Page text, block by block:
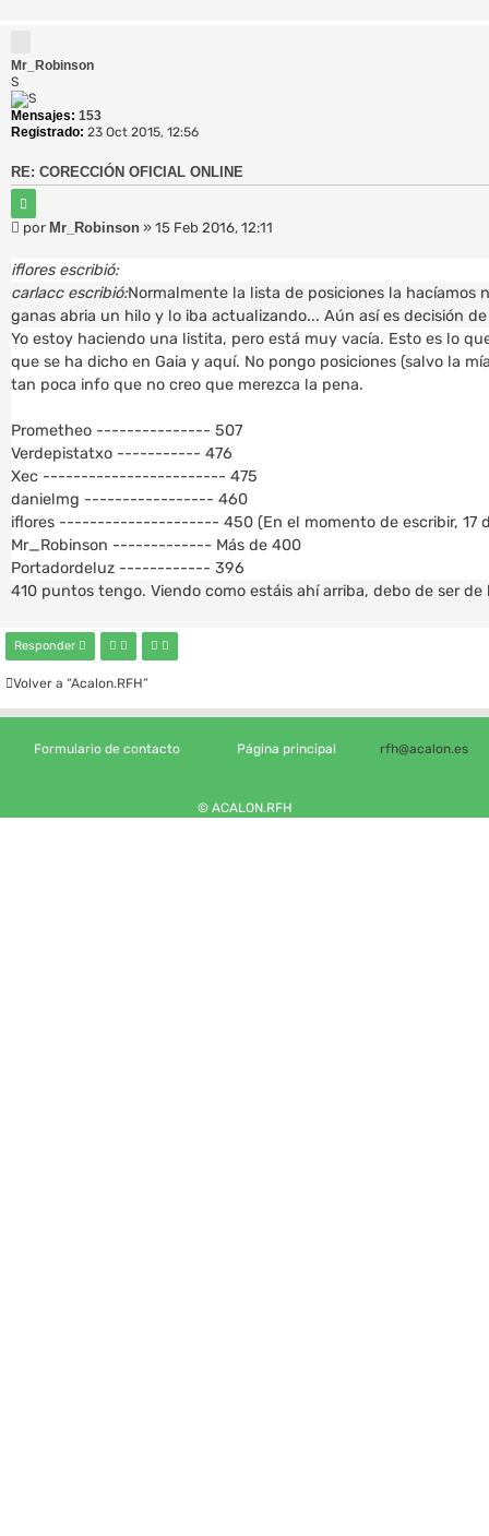
Mr_Robinson
S
Mensajes: 153
Registrado: 23 Oct 2015, 12:56
RE: CORECCIÓN OFICIAL ONLINE
i
t
M
n
a
j
e
por Mr_Robinson » 15 Feb 2016, 12:11
iflores escribió:
carlacc escribió:Normalmente la lista de posiciones la hacíamos
ganas abria un hilo y lo iba actualizando... Aún así es decisión
Yo estoy haciendo una listita, pero está muy vacía. Esto es lo
que se ha dicho en Gaia y aquí. No pongo posiciones (salvo la
tan poca info que no creo que merezca la pena.
Prometheo --------------- 507
Verdepistatxo ----------- 476
Xec ------------------------ 475
danielmg ----------------- 460
iflores --------------------- 450 (En el momento de escribir, 17
Mr_Robinson ------------- Más de 400
Portadordeluz ------------ 396
410 puntos tengo. Viendo como estáis ahí arriba, debo de ser de
Responder
Volver a “Acalon.RFH”
Formulario de contacto Página principal rfh@acalon.es
© ACALON.RFH